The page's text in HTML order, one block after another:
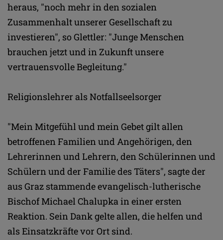
heraus, "noch mehr in den sozialen
Zusammenhalt unserer Gesellschaft zu
investieren", so Glettler: "Junge Menschen
brauchen jetzt und in Zukunft unsere
vertrauensvolle Begleitung."
Religionslehrer als Notfallseelsorger
"Mein Mitgefühl und mein Gebet gilt allen
betroffenen Familien und Angehörigen, den
Lehrerinnen und Lehrern, den Schülerinnen und
Schülern und der Familie des Täters", sagte der
aus Graz stammende evangelisch-lutherische
Bischof Michael Chalupka in einer ersten
Reaktion. Sein Dank gelte allen, die helfen und
als Einsatzkräfte vor Ort sind.